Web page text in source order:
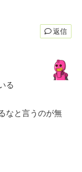
返信
る
なと言うのが無